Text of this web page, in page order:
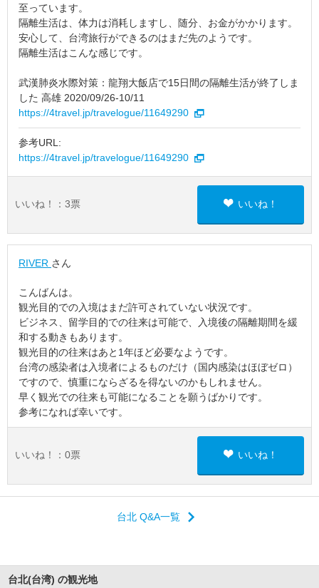
至っています。
隔離生活は、体力は消耗しますし、随分、お金がかかります。
安心して、台湾旅行ができるのはまだ先のようです。
隔離生活はこんな感じです。
武漢肺炎水際対策：龍翔大飯店で15日間の隔離生活が終了しま
した 高雄 2020/09/26-10/11
https://4travel.jp/travelogue/11649290
参考URL:
https://4travel.jp/travelogue/11649290
いいね！： 3票 いいね！
RIVER さん
こんばんは。
観光目的での入境はまだ許可されていない状況です。
ビジネス、留学目的での往来は可能で、入境後の隔離期間を緩
和する動きもあります。
観光目的の往来はあと1年ほど必要なようです。
台湾の感染者は入境者によるものだけ（国内感染はほぼゼロ）
ですので、慎重にならざるを得ないのかもしれません。
早く観光での往来も可能になることを願うばかりです。
参考になれば幸いです。
いいね！： 0票 いいね！
台北 Q&A一覧
台北(台湾) の観光地